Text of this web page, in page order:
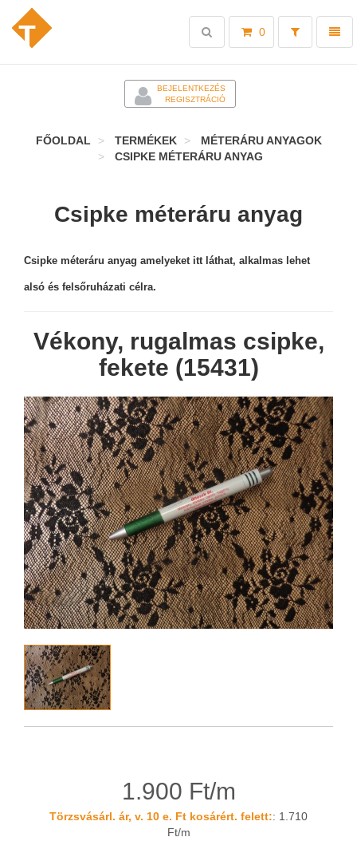
Toggle
0
Toggle
search
BEJELENTKEZÉS
REGISZTRÁCIÓ
FŐOLDAL TERMÉKEK
MÉTERÁRU ANYAGOK
CSIPKE MÉTERÁRU ANYAG
Csipke méteráru anyag
Csipke méteráru anyag amelyeket itt láthat, alkalmas lehet
alsó és felsőruházati célra.
Vékony, rugalmas csipke,
fekete (15431)
1.900 Ft/m
Törzsvásárl. ár, v. 10 e. Ft kosárért. felett:: 1.710
Ft/m